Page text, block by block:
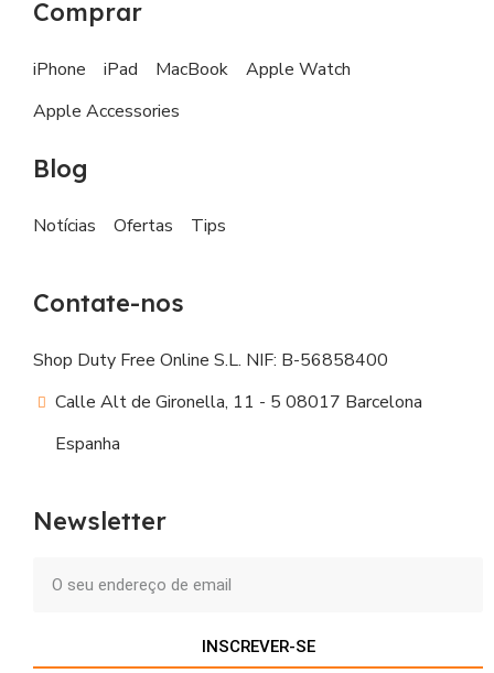
Comprar
iPhone iPad MacBook
Apple Watch
Apple Accessories
Blog
Notícias Ofertas Tips
Contate-nos
Shop Duty Free Online S.L. NIF: B-56858400
Calle Alt de Gironella, 11 - 5 08017 Barcelona
Espanha
Newsletter
INSCREVER-SE